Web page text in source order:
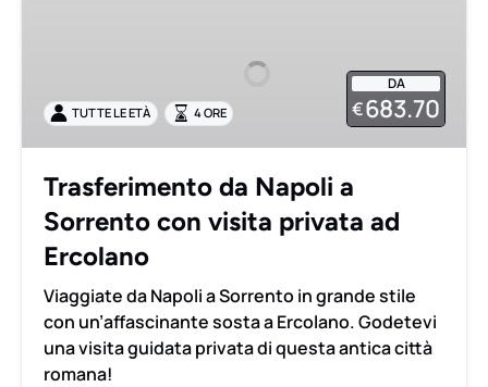
con
visita
Ercolano
DA
€683.70
TUTTE LE ETÀ 4 ORE
Trasferimento da Napoli a
Sorrento con visita privata ad
Ercolano
Viaggiate da Napoli a Sorrento in grande stile
con un’affascinante sosta a Ercolano. Godetevi
una visita guidata privata di questa antica città
romana!